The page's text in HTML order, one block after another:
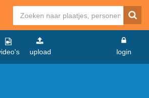
upload login